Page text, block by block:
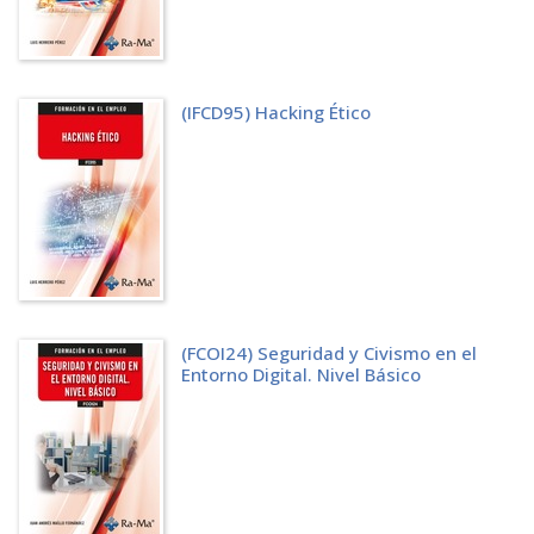
2.5 "BLIND SQL INJECTION"
2.5.1 Conociendo las tablas de sistema
2.5.2 "Blind SQLi" basado en respuestas TRUE / FALSE
2.6 ATAQUE "MYSQL INJECTION" PARA CREAR UNA WEBSHELL
2.6.1 Cláusulas de MySQL necesarias para el ataque
2.6.2 Shell en el servidor web
2.6.3 Pasos del ataque
2.6.4 Alternativas ante problemas en el ataque
2.7 ATAQUE CONTRA SERVIDOR DE BASES DE DATOS MEDIANTE
METASPLOIT
2.7.1 "Metasploit Framework"
2.7.2 Escaneo en busca de servidor de BBDD
2.7.4 Conseguir el control del servidor (SHELL)
2.8 XML INJECTION
CAPÍTULO 3. CROSS SITE SCRIPTING
3.1 DESCRIPCIÓN DEL PROBLEMA
3.2 XSS REFLEJADO
3.3 XSS PERSISTENTE
3.4 DOM BASED XSS
3.5 CROSS SITE REQUEST FORGERY
(IFCD95) Hacking Ético
(FCOI24) Seguridad y Civismo en el
Entorno Digital. Nivel Básico